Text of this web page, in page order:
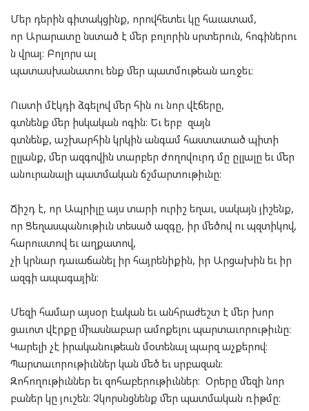
Մեր դերին գիտակցինք, որովհետեւ կը հաւատամ,
որ Արարատը նստած է մեր բոլորին սրտերուն, հոգիներու
ն վրայ։ Բոլորս ալ
պատասխանատու ենք մեր պատմութեան առջեւ։
Ուստի մէկդի ձգելով մեր հին ու նոր վէճերը,
գտնենք մեր իսկական ոգին։ Եւ երբ զայն
գտնենք, աշխարհին կրկին անգամ հաստատած պիտի
ըլլանք, մեր ազգովին տարբեր ժողովուրդ մը ըլլալը եւ մեր
անուրանալի պատմական ճշմարտութիւնը։
Ճիշդ է, որ Ապրիլը այս տարի ուրիշ եղաւ, սակայն յիշենք,
որ Ցեղասպանութիւն տեսած ազգը, իր մեծով ու պզտիկով,
հարուստով եւ աղքատով,
չի կրնար դաւաճանել իր հայրենիքին, իր Արցախին եւ իր
ազգի ապագային։
Մեզի համար այսօր էական եւ անհրաժեշտ է մեր խոր
ցաւոտ վէրքը միասնաբար ամոքելու պարտաւորութիւնը։
Կարելի չէ իրականութեան մօտենալ պարզ աչքերով։
Պարտաւորութիւններ կան մեծ եւ սրբազան։
Զոհողութիւններ եւ զոհաբերութիւններ։ Օրերը մեզի նոր
բաներ կը յուշեն։ Չկորսնցնենք մեր պատմական ռիթմը։